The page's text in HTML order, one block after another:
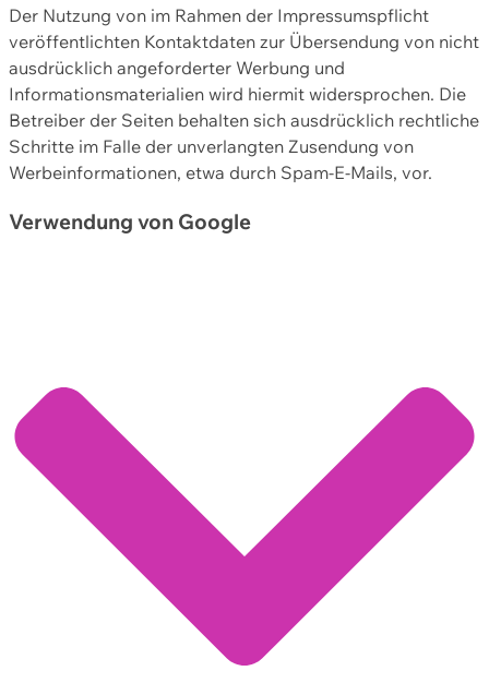
Der Nutzung von im Rahmen der Impressumspflicht
veröffentlichten Kontaktdaten zur Übersendung von nicht
ausdrücklich angeforderter Werbung und
Informationsmaterialien wird hiermit widersprochen. Die
Betreiber der Seiten behalten sich ausdrücklich rechtliche
Schritte im Falle der unverlangten Zusendung von
Werbeinformationen, etwa durch Spam-E-Mails, vor.
Verwendung von Google